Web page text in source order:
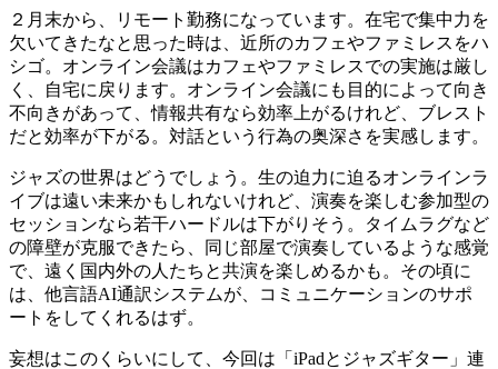
２月末から、リモート勤務になっています。在宅で集中力を
欠いてきたなと思った時は、近所のカフェやファミレスをハ
シゴ。オンライン会議はカフェやファミレスでの実施は厳し
く、自宅に戻ります。オンライン会議にも目的によって向き
不向きがあって、情報共有なら効率上がるけれど、ブレスト
だと効率が下がる。対話という行為の奥深さを実感します。
ジャズの世界はどうでしょう。生の迫力に迫るオンラインラ
イブは遠い未来かもしれないけれど、演奏を楽しむ参加型の
セッションなら若干ハードルは下がりそう。タイムラグなど
の障壁が克服できたら、同じ部屋で演奏しているような感覚
で、遠く国内外の人たちと共演を楽しめるかも。その頃に
は、他言語AI通訳システムが、コミュニケーションのサポ
ートをしてくれるはず。
妄想はこのくらいにして、今回は「iPadとジャズギター」連